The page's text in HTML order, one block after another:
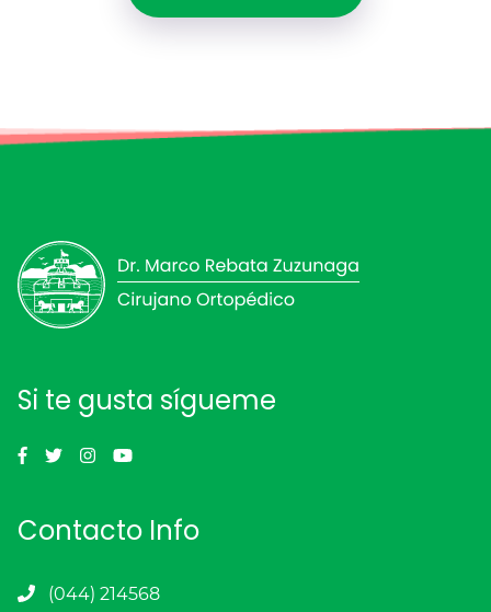
Si te gusta sígueme
Contacto Info
(044) 214568